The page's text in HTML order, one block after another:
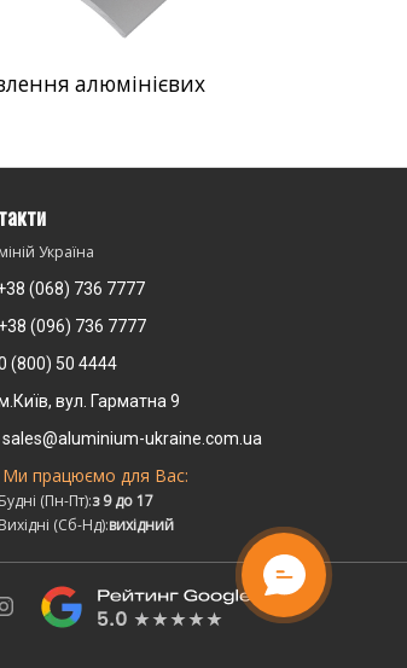
алюмінієвих
Україна
(068) 736 7777
+38 (096) 736 7777
(800) 50 4444
вул. Гарматна 9
sales@aluminium-ukraine.com.ua
Ми працюємо для Вас:
Будні (Пн-Пт):з 9 до 17
Вихідні (Сб-Нд):вихідний